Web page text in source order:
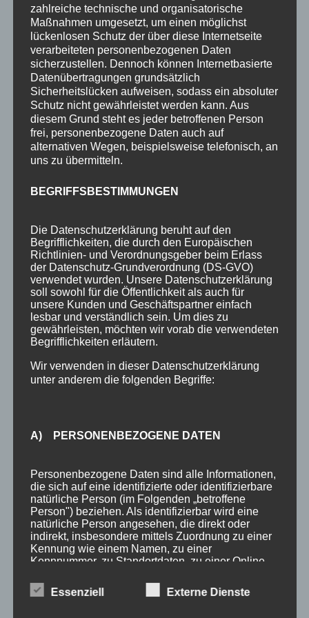
2-Raum-Fewo 2-3P
Einzelzimmer o. Balkon 1P
Preise
Aktuelles
Blog
Veranstaltungen
Berg- & Wintersport Bericht
Newsletter
Über uns
360° Panoramen
Bewertungen
Bergbahnticket inklusive
Urlaub in Oberstdorf
Anreise Oberstdorf
Kontakt
SCHLAGWÖRTER
3 Sterne Allgäu Allgäu-Walser-Pass Allgäuer Alpen
Auszeichnung Award Bewertungen booking.com
Busfahren Buslinien Busticket DTV Ferienhotel
Ferienhotel Sonnenheim Ferienwohnungen
Gästebewertungen Gästeinfo Gästeinformation
zahlreiche technische und organisatorische
Maßnahmen umgesetzt, um einen möglichst
lückenlosen Schutz der über diese Internetseite
verarbeiteten personenbezogenen Daten
sicherzustellen. Dennoch können Internetbasierte
Datenübertragungen grundsätzlich
Sicherheitslücken aufweisen, sodass ein absoluter
Schutz nicht gewährleistet werden kann. Aus
diesem Grund steht es jeder betroffenen Person
frei, personenbezogene Daten auch auf
alternativen Wegen, beispielsweise telefonisch, an
uns zu übermitteln.
BEGRIFFSBESTIMMUNGEN
Die Datenschutzerklärung beruht auf den
Begrifflichkeiten, die durch den Europäischen
Richtlinien- und Verordnungsgeber beim Erlass
der Datenschutz-Grundverordnung (DS-GVO)
verwendet wurden. Unsere Datenschutzerklärung
soll sowohl für die Öffentlichkeit als auch für
unsere Kunden und Geschäftspartner einfach
lesbar und verständlich sein. Um dies zu
gewährleisten, möchten wir vorab die verwendeten
Begrifflichkeiten erläutern.
Wir verwenden in dieser Datenschutzerklärung
unter anderem die folgenden Begriffe:
A) PERSONENBEZOGENE DATEN
Personenbezogene Daten sind alle Informationen,
die sich auf eine identifizierte oder identifizierbare
natürliche Person (im Folgenden „betroffene
Person") beziehen. Als identifizierbar wird eine
natürliche Person angesehen, die direkt oder
indirekt, insbesondere mittels Zuordnung zu einer
Kennung wie einem Namen, zu einer
Kennnummer, zu Standortdaten, zu einer Online-
besonderen Merkmalen, die Ausdruck der
physischen, physiologischen, genetischen,
Essenziell Externe Dienste